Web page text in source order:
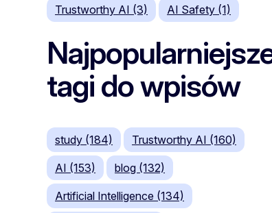
Trustworthy AI (3) AI Safety (1)
tagi do wpisów
study (184) Trustworthy AI (160)
AI (153) blog (132)
Artificial Intelligence (134)